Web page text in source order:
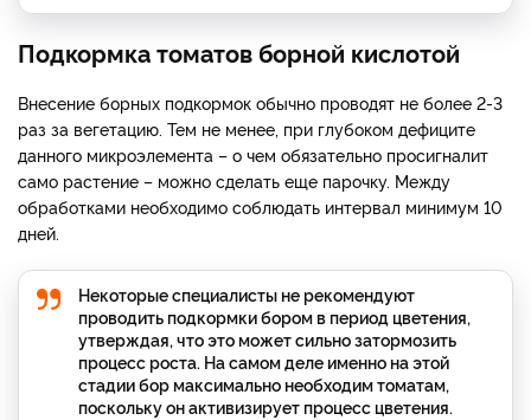
Подкормка томатов борной кислотой
Внесение борных подкормок обычно проводят не более 2-3
раз за вегетацию. Тем не менее, при глубоком дефиците
данного микроэлемента – о чем обязательно просигналит
само растение – можно сделать еще парочку. Между
обработками необходимо соблюдать интервал минимум 10
дней.
Некоторые специалисты не рекомендуют
проводить подкормки бором в период цветения,
утверждая, что это может сильно затормозить
процесс роста. На самом деле именно на этой
стадии бор максимально необходим томатам,
поскольку он активизирует процесс цветения.